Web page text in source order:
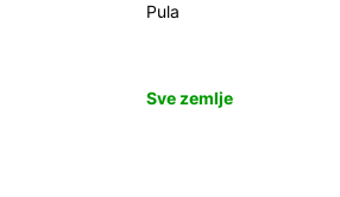
Pula
Sve zemlje